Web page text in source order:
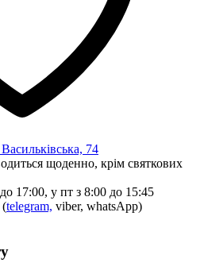
74
щоденно, крім святкових
17:00, у пт з 8:00 до 15:45
(telegram, viber, whatsApp)